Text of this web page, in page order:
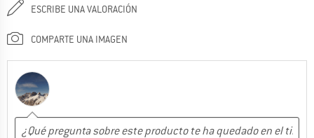
ESCRIBE UNA VALORACIÓN
COMPARTE UNA IMAGEN